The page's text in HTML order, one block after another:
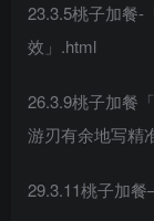
23.3.5桃子加餐-
效」.html
26.3.9桃子加餐
游刃有余地写精
29.3.11桃子加